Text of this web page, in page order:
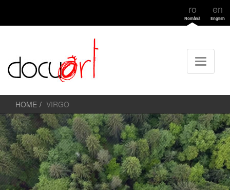
ro
Română
en
English
HOME VIRGO